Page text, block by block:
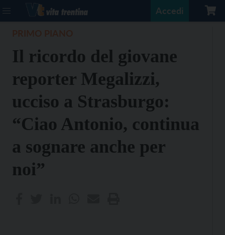
Accedi
Il ricordo del giovane
reporter Megalizzi,
ucciso a Strasburgo:
“Ciao Antonio, continua
a sognare anche per
noi”